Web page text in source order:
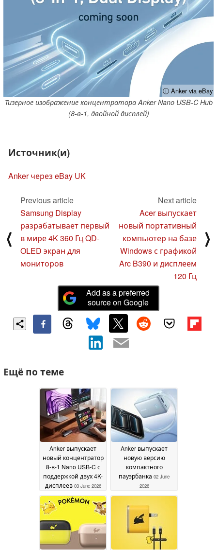
ⓘ Anker via eBay
Тизерное изображение концентратора Anker Nano USB-C Hub
(8-в-1, двойной дисплей)
Источник(и)
Anker через eBay UK
⟨
Previous article
Samsung Display
разрабатывает первый
в мире 4K 360 Гц QD-
OLED экран для
мониторов
Next article
Acer выпускает
новый портативный
компьютер на базе
Windows с графикой
Arc B390 и дисплеем
120 Гц
⟩
Add as a preferred
source on Google
Ещё по теме
Anker выпускает
новый концентратор
8-в-1 Nano USB-C с
поддержкой двух 4K-
дисплеев 03 June 2026
Anker выпускает
новую версию
компактного
пауэрбанка 02 June
2026